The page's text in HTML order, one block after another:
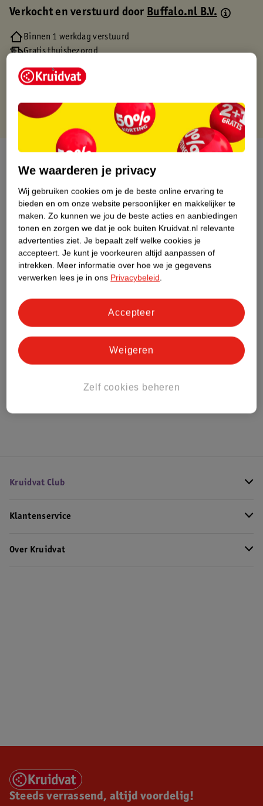
Verkocht en verstuurd doorBuffalo.nl B.V.
Binnen 1 werkdag verstuurd
Gratis thuisbezorgd
Gratis retourneren via verkooppartner.
Gratis punten met je Kruidvat kaart
Over dit product
Nature Impact Score
Dit product heeft (nog) geen Nature
Impact Score.
Meer informatie
Bestel & Bezorginformatie
Bekijk ook
Kruidvat Club
Klantenservice
Over Kruidvat
Steeds verrassend, altijd voordelig!
We waarderen je privacy
Wij gebruiken cookies om je de beste online ervaring te
bieden en om onze website persoonlijker en makkelijker te
maken. Zo kunnen we jou de beste acties en aanbiedingen
tonen en zorgen we dat je ook buiten Kruidvat.nl relevante
advertenties ziet. Je bepaalt zelf welke cookies je
accepteert. Je kunt je voorkeuren altijd aanpassen of
intrekken. Meer informatie over hoe we je gegevens
verwerken lees je in ons Privacybeleid.
Zelf cookies beheren
Weigeren
Accepteer